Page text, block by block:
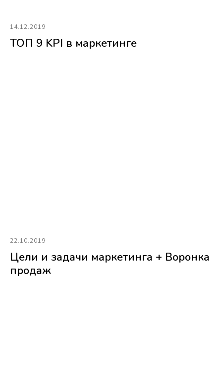
14.12.2019
ТОП 9 KPI в маркетинге
22.10.2019
Цели и задачи маркетинга + Воронка
продаж